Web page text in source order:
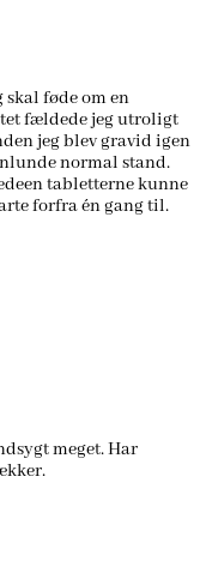
føde om en
fældede jeg utroligt
jeg blev gravid igen
normal stand.
tabletterne kunne
forfra én gang til.
meget. Har